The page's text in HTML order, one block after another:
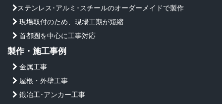
ステンレス･アルミ･スチールのオーダーメイドで製作
現場取付のため、現場工期が短縮
首都圏を中心に工事対応
製作・施工事例
金属工事
屋根・外壁工事
鍛冶工･アンカー工事